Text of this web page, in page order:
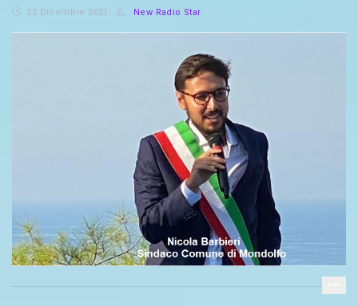
22 Dicembre 2021 New Radio Star